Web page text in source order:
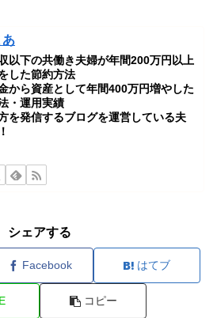
あ
以下の共働き夫婦が年間200万円以上
した節約方法
から資産として年間400万円増やした
・運用実績
を発信するブログを運営している夫
シェアする
Facebook はてブ
コピー